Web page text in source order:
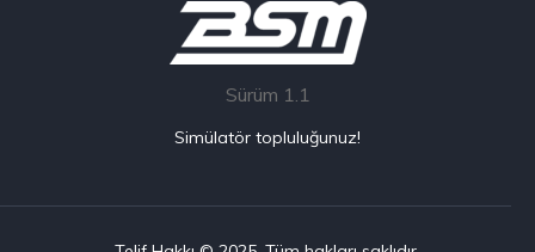
Sürüm 1.1
Simülatör topluluğunuz!